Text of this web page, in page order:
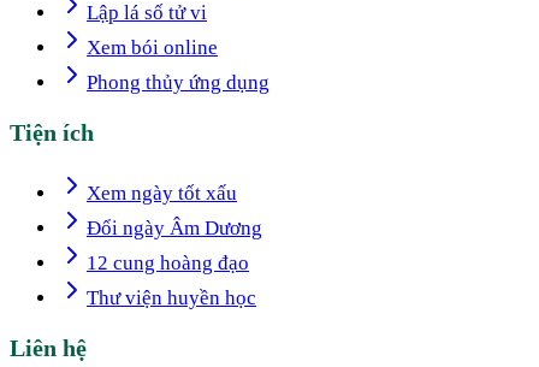
Lập lá số tử vi
Xem bói online
Phong thủy ứng dụng
Tiện ích
Xem ngày tốt xấu
Đổi ngày Âm Dương
12 cung hoàng đạo
Thư viện huyền học
Liên hệ